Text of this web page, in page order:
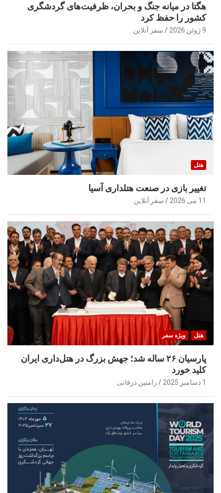
هگتا در میانه جنگ و بحران، ظرفیت‌های گردشگری
کشور را حفظ کرد
9 ژوئن 2026 سفر آنلاین
هتل
تغییر بازی در صنعت هتلداری آسیا
11 می 2026 سفر آنلاین
هتل ویژه سفر
پارسیان ۲۶ ساله شد؛ جهش بزرگ در هتل‌داری ایران
کلید خورد
1 دسامبر 2025 رامتین ذرقانی